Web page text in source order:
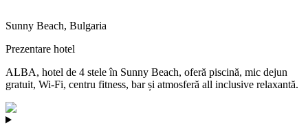
Sunny Beach, Bulgaria
Prezentare hotel
ALBA, hotel de 4 stele în Sunny Beach, oferă piscină, mic dejun
gratuit, Wi‑Fi, centru fitness, bar și atmosferă all inclusive relaxantă.